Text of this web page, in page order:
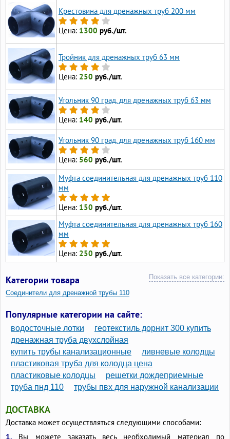
Крестовина для дренажных труб 200 мм
Цена: 1300 руб./шт.
Тройник для дренажных труб 63 мм
Цена: 250 руб./шт.
Угольник 90 град. для дренажных труб 63 мм
Цена: 140 руб./шт.
Угольник 90 град. для дренажных труб 160 мм
Цена: 560 руб./шт.
Муфта соединительная для дренажных труб 110
мм
Цена: 150 руб./шт.
Муфта соединительная для дренажных труб 160
мм
Цена: 250 руб./шт.
Категории товара Показать все категории:
Соединители для дренажной трубы 110
Популярные категории на сайте:
водосточные лотки
геотекстиль дорнит 300 купить
дренажная труба двухслойная
купить трубы канализационные
ливневые колодцы
пластиковая труба для колодца цена
пластиковые колодцы
решетки дождеприемные
труба пнд 110
трубы пвх для наружной канализации
ДОСТАВКА
Доставка может осуществляться следующими способами:
1. Вы можете заказать весь необходимый материал по